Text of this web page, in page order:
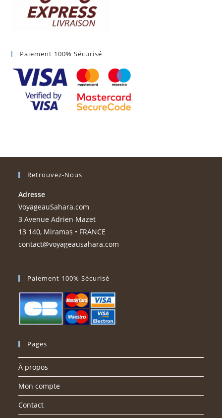
Paiement 100% Sécurisé
Retrouvez-Nous
Adresse
VoyageauSahara.com
3 Avenue Adrien Mazet
13 140, Miramas • FRANCE
contact@voyageausahara.com
Paiement 100% Sécurisé
Pages
À propos
Mon compte
Contact